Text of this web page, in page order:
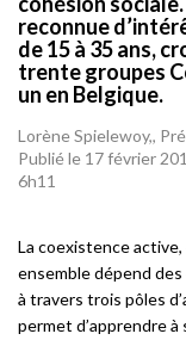
reconnue
de 15 à 35 ans,
trente groupes
un en Belgique.
Lorène Spielewoy,,
Publié le 17 février
6h11
La coexistence
ensemble dépend
à travers trois pôles
permet d’apprendre